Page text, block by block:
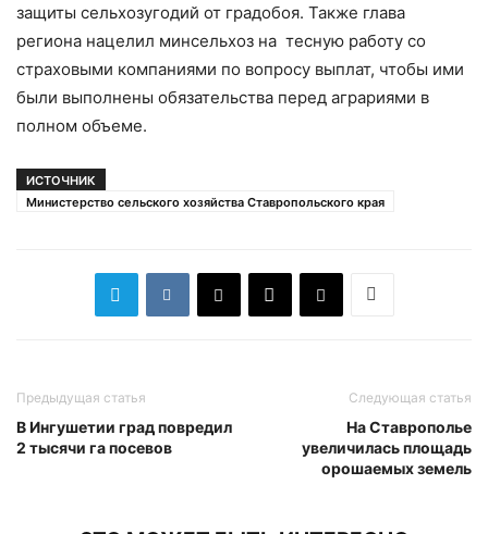
защиты сельхозугодий от градобоя. Также глава
региона нацелил минсельхоз на тесную работу со
страховыми компаниями по вопросу выплат, чтобы ими
были выполнены обязательства перед аграриями в
полном объеме.
ИСТОЧНИК
Министерство сельского хозяйства Ставропольского края
Предыдущая статья
В Ингушетии град повредил
2 тысячи га посевов
Следующая статья
На Ставрополье
увеличилась площадь
орошаемых земель